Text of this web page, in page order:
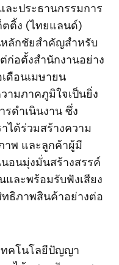
ะประธานกรรมการ
ติ้ง (ไทยแลนด์)
หลักชัยสำคัญสำหรับ
ก่อตั้งสำนักงานอย่าง
ดือนเมษายน
ามภาคภูมิใจเป็นยิ่ง
ดำเนินงาน ซึ่ง
ได้ร่วมสร้างความ
าพ และลูกค้าผู้มี
อนมุ่งมั่นสร้างสรรค์
ละพร้อมรับฟังเสียง
ธิภาพสินค้าอย่างต่อ
ทคโนโลยีปัญญา